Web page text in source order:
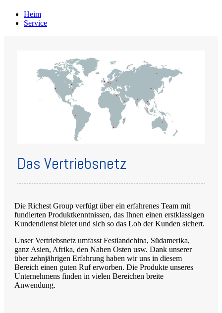
Heim
Service
Das Vertriebsnetz
Die Richest Group verfügt über ein erfahrenes Team mit
fundierten Produktkenntnissen, das Ihnen einen erstklassigen
Kundendienst bietet und sich so das Lob der Kunden sichert.
Unser Vertriebsnetz umfasst Festlandchina, Südamerika,
ganz Asien, Afrika, den Nahen Osten usw. Dank unserer
über zehnjährigen Erfahrung haben wir uns in diesem
Bereich einen guten Ruf erworben. Die Produkte unseres
Unternehmens finden in vielen Bereichen breite
Anwendung.